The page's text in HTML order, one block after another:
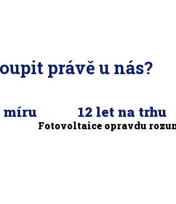
právě u nás?
míru 12 let na trhu
Fotovoltaice opravdu